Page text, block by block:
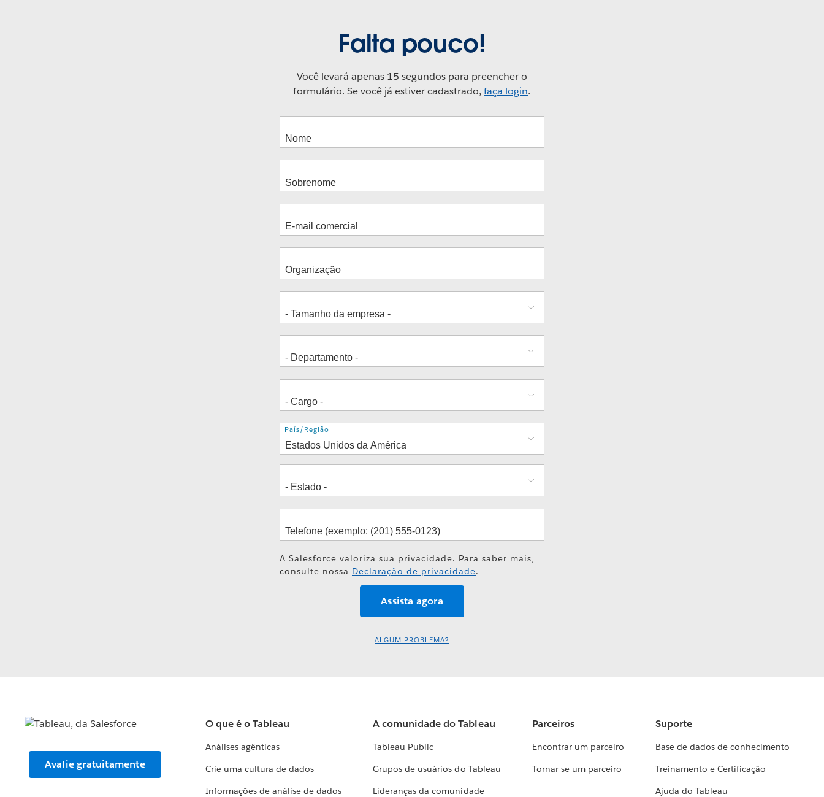
Falta pouco!
Você levará apenas 15 segundos para preencher o
formulário. Se você já estiver cadastrado,faça login.
Endereço
País/Região
A Salesforce valoriza sua privacidade. Para saber mais,
consulte nossa Declaração de privacidade.
ALGUM PROBLEMA?
Avalie gratuitamente
O que é o Tableau
Análises agênticas
Crie uma cultura de dados
Informações de análise de dados
A comunidade do Tableau
Tableau Public
Grupos de usuários do Tableau
Lideranças da comunidade
Parceiros
Encontrar um parceiro
Tornar-se um parceiro
Suporte
Base de dados de conhecimento
Treinamento e Certificação
Ajuda do Tableau